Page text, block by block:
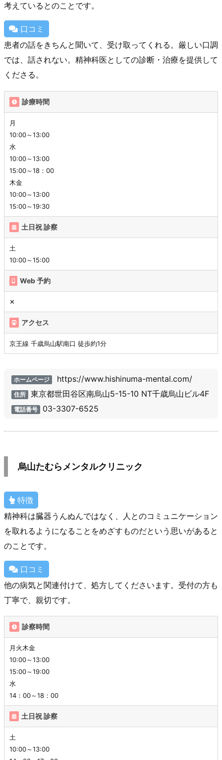
考えているとのことです。
口コミ
患者の話をきちんと聞いて、受け取ってくれる。厳しい口調
では、話されない。精神科医としての診断・治療を提供して
くださる。
診療時間
月
10:00～13:00
水
10:00～13:00
15:00～18：00
木金
10:00～13:00
15:00～19:30
土日祝 診察
土
10:00～15:00
Web 予約
✕
アクセス
京王線 千歳烏山駅南口 徒歩約1分
ホームページ https://www.hishinuma-mental.com/
住所 東京都世田谷区南烏山5-15-10 NT千歳烏山ビル4F
電話番号 03-3307-6525
烏山たむらメンタルクリニック
特徴
精神科は臓器うんぬんではなく、人とのコミュニケーション
を取れるようになることをめざすものだという思いがあると
のことです。
口コミ
他の病気と関連付けて、処方してくださいます。受付の方も
丁寧で、親切です。
診察時間
月火木金
10:00～13:00
15:00～19:00
水
14：00～18：00
土日祝 診察
土
10:00～13:00